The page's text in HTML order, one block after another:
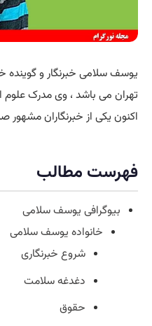
تهران می باشد ، وی مدرک علوم
اکنون یکی از خبرنگاران مشهور
فهرست مطالب
بیوگرافی یوسف سلامی
خانواده یوسف سلامی
شروع خبرنگاری
دغدغه سلامت
حقوق